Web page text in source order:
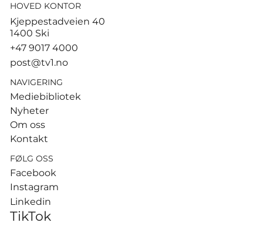
God start for de norske
Hamburg
HOVED KONTOR
Kjeppestadveien 40
1400 Ski
+47 9017 4000
post@tv1.no
NAVIGERING
Mediebibliotek
Nyheter
Om oss
Kontakt
FØLG OSS
Facebook
Instagram
Linkedin
TikTok